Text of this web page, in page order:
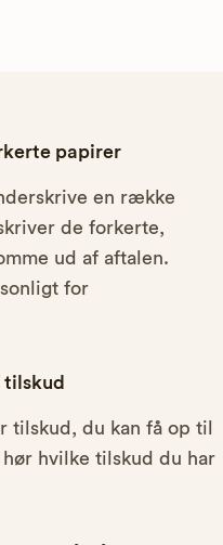
papirer
en række
de forkerte,
ud af aftalen.
for
tilskud
tilskud, du kan få op til
hvilke tilskud du har